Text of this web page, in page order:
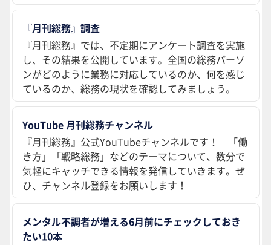
『月刊総務』調査
『月刊総務』では、不定期にアンケート調査を実施
し、その結果を公開しています。全国の総務パーソ
ンがどのように業務に対応しているのか、何を感じ
ているのか、総務の現状を確認してみましょう。
YouTube 月刊総務チャンネル
『月刊総務』公式YouTubeチャンネルです！ 「働
き方」「戦略総務」などのテーマについて、数分で
気軽にキャッチできる情報を発信していきます。ぜ
ひ、チャンネル登録をお願いします！
メンタル不調者が増える6月前にチェックしておき
たい10本